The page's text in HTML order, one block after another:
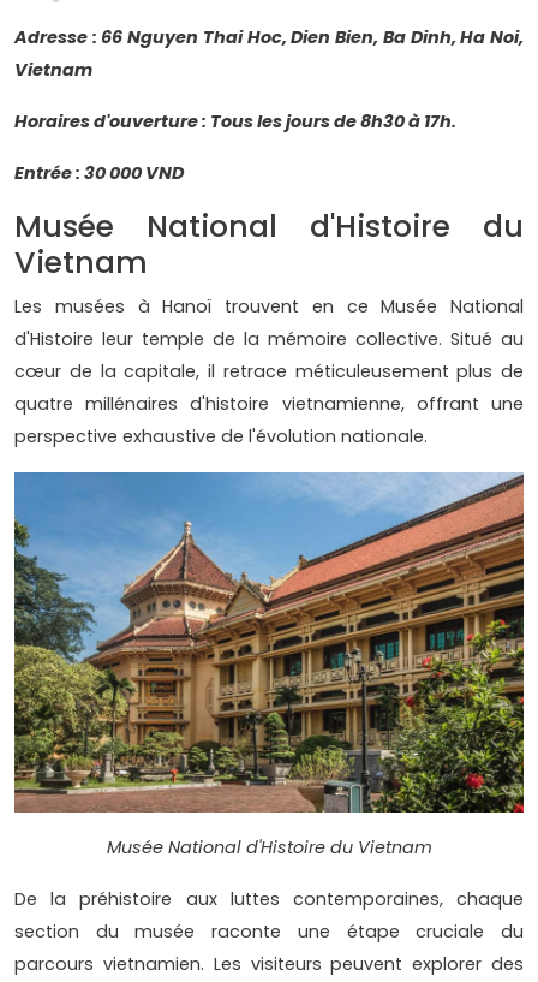
Adresse : 66 Nguyen Thai Hoc, Dien Bien, Ba Dinh, Ha Noi,
Vietnam
Horaires d'ouverture : Tous les jours de 8h30 à 17h.
Entrée : 30 000 VND
Musée National d'Histoire du
Vietnam
Les musées à Hanoï trouvent en ce Musée National
d'Histoire leur temple de la mémoire collective. Situé au
cœur de la capitale, il retrace méticuleusement plus de
quatre millénaires d'histoire vietnamienne, offrant une
perspective exhaustive de l'évolution nationale.
Musée National d'Histoire du Vietnam
De la préhistoire aux luttes contemporaines, chaque
section du musée raconte une étape cruciale du
parcours vietnamien. Les visiteurs peuvent explorer des